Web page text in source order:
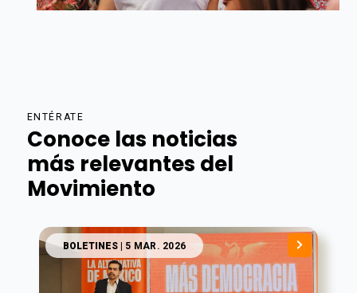
ENTÉRATE
Conoce las noticias
más relevantes del
Movimiento
BOLETINES| 5 MAR. 2026